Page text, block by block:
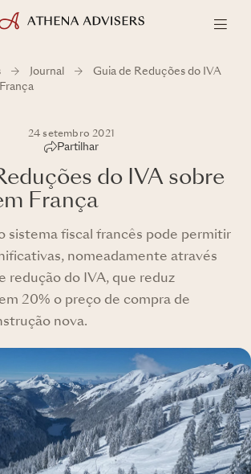
Journal
Guia de Reduções do IVA
24 setembro 2021
Partilhar
do IVA sobre
França
sistema fiscal francês pode permitir
nomeadamente através
redução do IVA, que reduz
20% o preço de compra de
nova.